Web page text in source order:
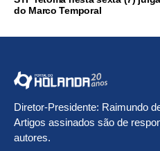
do Marco Temporal
Diretor-Presidente: Raimundo
Artigos assinados são de
autores.